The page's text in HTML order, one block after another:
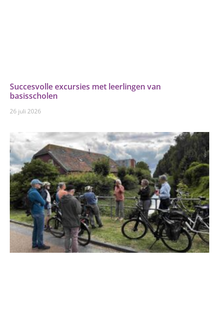
Succesvolle excursies met leerlingen van
basisscholen
26 juli 2026